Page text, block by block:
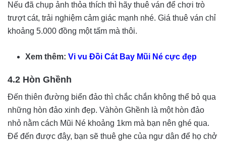
Nếu đã chụp ảnh thỏa thích thì hãy thuê ván để chơi trò
trượt cát, trải nghiệm cảm giác mạnh nhé. Giá thuê ván chỉ
khoảng 5.000 đồng một tấm mà thôi.
Xem thêm: Vi vu Đồi Cát Bay Mũi Né cực đẹp
4.2 Hòn Ghềnh
Đến thiên đường biển đảo thì chắc chắn không thể bỏ qua
những hòn đảo xinh đẹp. Vàhòn Ghềnh là một hòn đảo
nhỏ nằm cách Mũi Né khoảng 1km mà bạn nên ghé qua.
Để đến được đây, bạn sẽ thuê ghe của ngư dân để họ chở